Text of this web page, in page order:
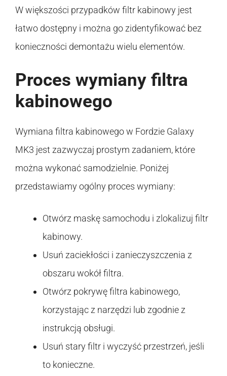
W większości przypadków filtr kabinowy jest
łatwo dostępny i można go zidentyfikować bez
konieczności demontażu wielu elementów.
Proces wymiany filtra
kabinowego
Wymiana filtra kabinowego w Fordzie Galaxy
MK3 jest zazwyczaj prostym zadaniem, które
można wykonać samodzielnie. Poniżej
przedstawiamy ogólny proces wymiany:
Otwórz maskę samochodu i zlokalizuj filtr
kabinowy.
Usuń zaciekłości i zanieczyszczenia z
obszaru wokół filtra.
Otwórz pokrywę filtra kabinowego,
korzystając z narzędzi lub zgodnie z
instrukcją obsługi.
Usuń stary filtr i wyczyść przestrzeń, jeśli
to konieczne.